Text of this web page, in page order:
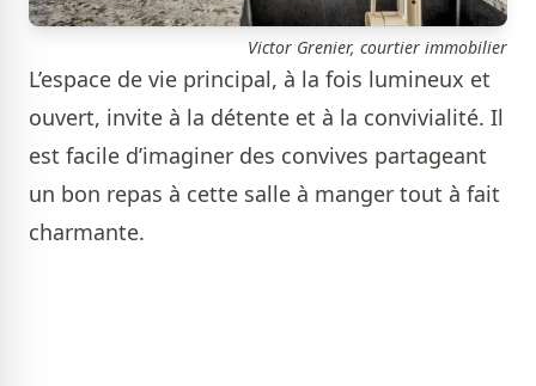
Victor Grenier, courtier immobilier
L’espace de vie principal, à la fois lumineux et
ouvert, invite à la détente et à la convivialité. Il
est facile d’imaginer des convives partageant
un bon repas à cette salle à manger tout à fait
charmante.